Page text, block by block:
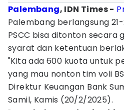
Palembang, IDN Times -
Palembang berlangsung
PSCC bisa ditonton secara
syarat dan ketentuan
"Kita ada 600 kuota untuk
yang mau nonton tim voli
Direktur Keuangan Bank
Samil, Kamis (20/2/2025).